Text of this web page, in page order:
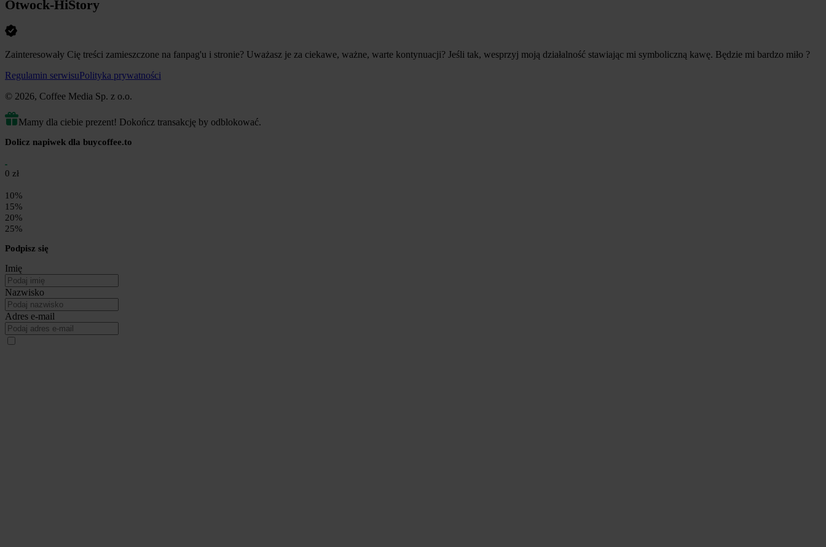
Otwock-HiStory
Zainteresowały Cię treści zamieszczone na fanpag'u i stronie? Uważasz je za ciekawe, ważne, warte kontynuacji? Jeśli tak, wesprzyj moją działalność stawiając mi symboliczną kawę. Będzie mi bardzo miło ?
Regulamin serwisuPolityka prywatności
© 2026, Coffee Media Sp. z o.o.
Mamy dla ciebie prezent! Dokończ transakcję by odblokować.
Dolicz napiwek dla buycoffee.to
0 zł
10%
15%
20%
25%
Podpisz się
Imię
Nazwisko
Adres e-mail